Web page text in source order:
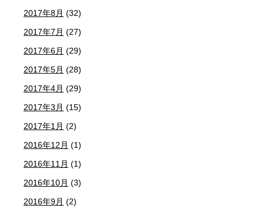
2017年8月 (32)
2017年7月 (27)
2017年6月 (29)
2017年5月 (28)
2017年4月 (29)
2017年3月 (15)
2017年1月 (2)
2016年12月 (1)
2016年11月 (1)
2016年10月 (3)
2016年9月 (2)